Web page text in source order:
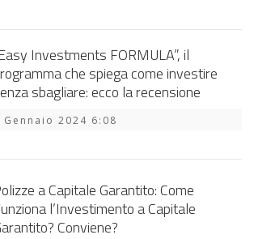
Investments FORMULA”, il
che spiega come investire
sbagliare: ecco la recensione
Gennaio 2024 6:08
a Capitale Garantito: Come
l’Investimento a Capitale
Conviene?